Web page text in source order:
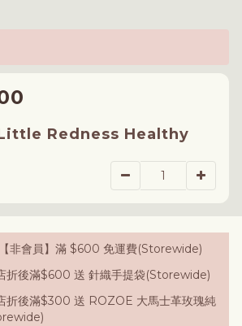
Redness Healthy
非會員】滿 $600 免運費(Storewide)
折後滿$600 送 針織手提袋(Storewide)
折後滿$300 送 ROZOE 大馬士革玫瑰純